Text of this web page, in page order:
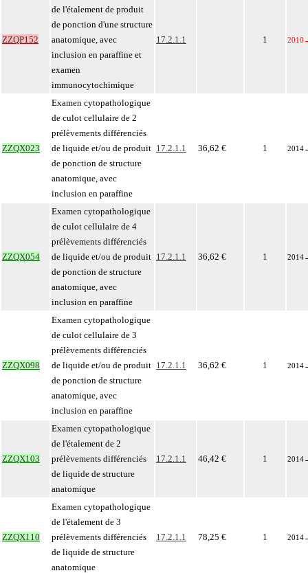
ZZQP152
de l'étalement de produit
de ponction d'une structure
anatomique, avec
inclusion en paraffine et
examen
immunocytochimique
17.2.1.1 1 2010
ZZQX023
Examen cytopathologique
de culot cellulaire de 2
prélèvements différenciés
de liquide et/ou de produit
de ponction de structure
anatomique, avec
inclusion en paraffine
17.2.1.1 36,62 € 1 2014
ZZQX054
Examen cytopathologique
de culot cellulaire de 4
prélèvements différenciés
de liquide et/ou de produit
de ponction de structure
anatomique, avec
inclusion en paraffine
17.2.1.1 36,62 € 1 2014
ZZQX098
Examen cytopathologique
de culot cellulaire de 3
prélèvements différenciés
de liquide et/ou de produit
de ponction de structure
anatomique, avec
inclusion en paraffine
17.2.1.1 36,62 € 1 2014
ZZQX103
Examen cytopathologique
de l'étalement de 2
prélèvements différenciés
de liquide de structure
anatomique
17.2.1.1 46,42 € 1 2014
ZZQX110
Examen cytopathologique
de l'étalement de 3
prélèvements différenciés
de liquide de structure
anatomique
17.2.1.1 78,25 € 1 2014